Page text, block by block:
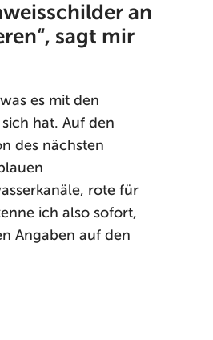
an
sagt mir
es mit den
hat. Auf den
des nächsten
rote für
ich also sofort,
Angaben auf den